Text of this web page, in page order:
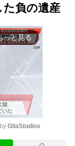
た負の遺産
っと見る
GliaStudios